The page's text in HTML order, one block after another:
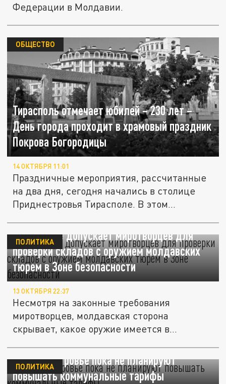
Федерации в Молдавии.
Тирасполь отмечает юбилей – 230 лет –
День города проходит в храмовый праздник
Покрова Богородицы
ОБЩЕСТВО
14 ОКТЯБРЯ 11:01
Праздничные мероприятия, рассчитанные
на два дня, сегодня начались в столице
Приднестровья Тирасполе. В этом...
Кишинев не допускает миротворцев для
проверки складов с оружием молдавских
тюрем в Зоне безопасности
ПОЛИТИКА
13 ОКТЯБРЯ 22:37
Несмотря на законные требования
миротворцев, молдавская сторона
скрывает, какое оружие имеется в
В Приднестровье пока не планируют
повышать коммунальные тарифы
ПОЛИТИКА